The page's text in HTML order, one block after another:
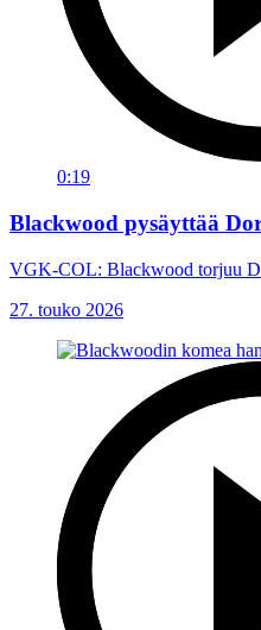
0:19
Blackwood pysäyttää
VGK-COL: Blackwood torjuu
27. touko 2026